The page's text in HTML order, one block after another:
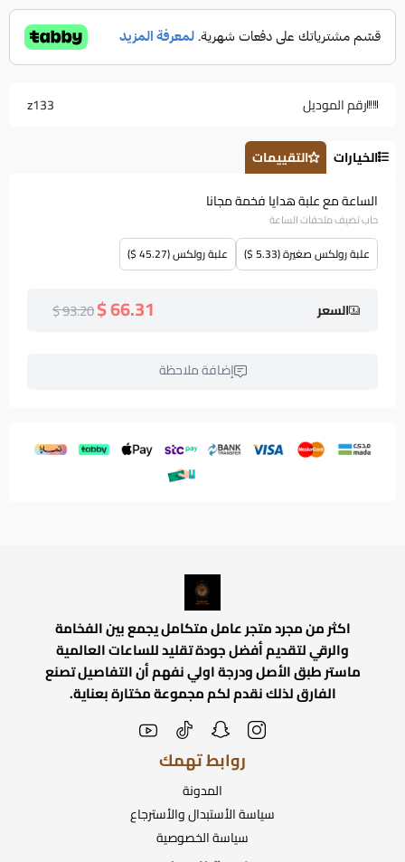
رقم الموديل z133
الخيارات
التقييمات
الساعة مع علبة هدايا فخمة مجانا
حاب تضيف ملحقات الساعة
علبة رولكس صغيرة (5.33 $) علبة رولكس (45.27 $)
السعر 66.31 $
93.20 $
إضافة ملاحظة
اكثر من مجرد متجر عامل متكامل يجمع بين الفخامة
والرقي لتقديم أفضل جودة تقليد للساعات العالمية
ماستر طبق الأصل ودرجة اولي نفهم أن التفاصيل تصنع
الفارق لذلك نقدم لكم مجموعة مختارة بعناية.
روابط تهمك
المدونة
سياسة الأستبدال والأسترجاع
سياسة الخصوصية